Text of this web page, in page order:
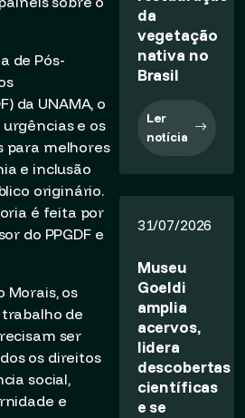
de Pós-
da UNAMA, o
e os
para melhores
e inclusão
originário.
é feita por
do PPGDF e
Morais, os
de
ser
os direitos
social,
e
da
vegetação
nativa no
Brasil
Ler
notícia
31/07/2026
Museu
Goeldi
amplia
acervos,
lidera
descobertas
científicas
e se